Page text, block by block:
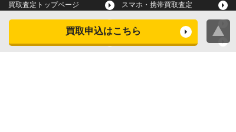
買取申込はこちら
買取査定トップページ スマホ・携帯買取査定
タブレット買取査定
スマートウォッチ買取査定